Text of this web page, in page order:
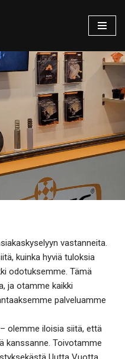
vastanneita.
kuinka hyviä tuloksia
odotuksemme. Tämä
ja otamme kaikki
palveluamme
olemme iloisia siitä, että
kanssanne. Toivotamme